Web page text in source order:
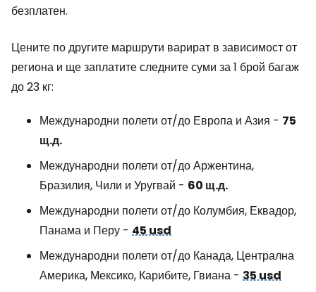
безплатен.
Цените по другите маршрути варират в зависимост от
региона и ще заплатите следните суми за 1 брой багаж
до 23 кг:
Международни полети от/до Европа и Азия - 75
щ.д.
Международни полети от/до Аржентина,
Бразилия, Чили и Уругвай - 60 щ.д.
Международни полети от/до Колумбия, Еквадор,
Панама и Перу - 45 usd
Международни полети от/до Канада, Централна
Америка, Мексико, Карибите, Гвиана - 35 usd